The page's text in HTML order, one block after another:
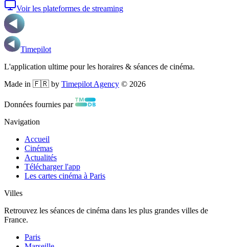
Voir les plateformes de streaming
Timepilot
L'application ultime pour les horaires & séances de cinéma.
Made in 🇫🇷 by Timepilot Agency © 2026
Données fournies par
Navigation
Accueil
Cinémas
Actualités
Télécharger l'app
Les cartes cinéma à Paris
Villes
Retrouvez les séances de cinéma dans les plus grandes villes de
France.
Paris